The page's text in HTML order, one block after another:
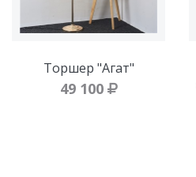
Торшер "Агат"
49 100